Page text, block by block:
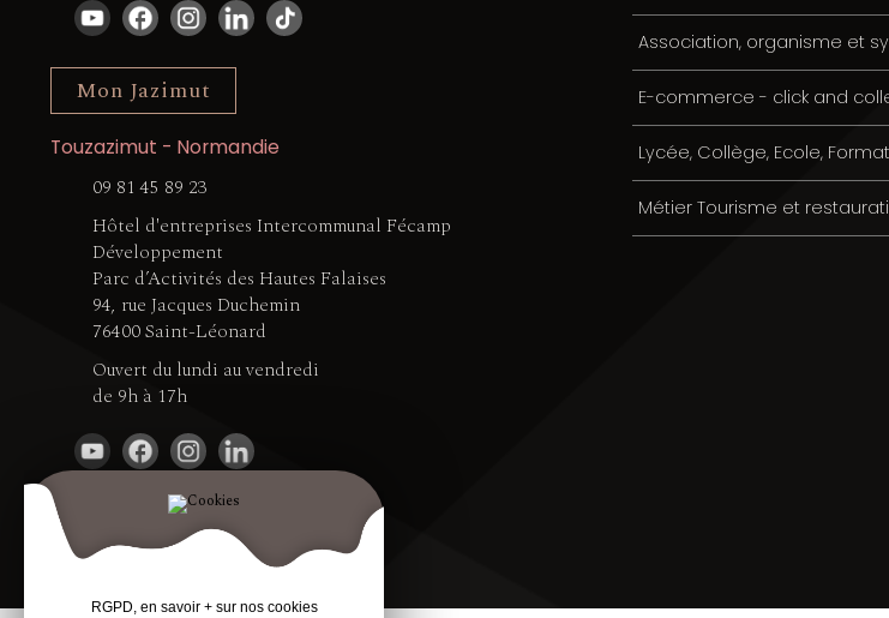
Mon Jazimut
Touzazimut - Normandie
09 81 45 89 23
Hôtel d'entreprises Intercommunal Fécamp
Développement
Parc d’Activités des Hautes Falaises
94, rue Jacques Duchemin
76400 Saint-Léonard
Ouvert du lundi au vendredi
de 9h à 17h
Association, organisme et
E-commerce - click and
Lycée, Collège, Ecole,
Métier Tourisme et
RGPD, en savoir + sur nos cookies